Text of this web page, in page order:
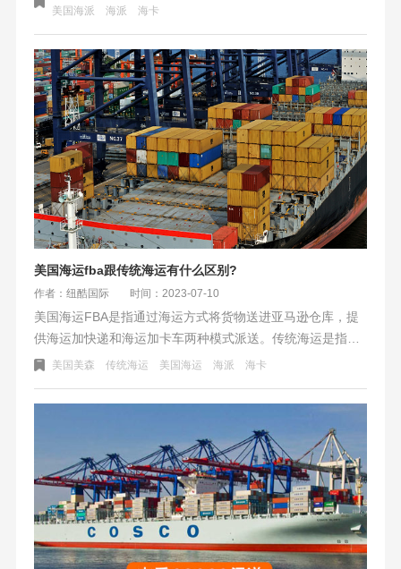
需要综合考虑这些因素，并选择最适合自己需求和预算的方
美国海派
海派 海卡
美国海运fba跟传统海运有什么区别?
作者：纽酷国际 时间：2023-07-10
美国海运FBA是指通过海运方式将货物送进亚马逊仓库，提
供海运加快递和海运加卡车两种模式派送。传统海运是指将
货物运输到选定的货代公司仓库，由货代公司将货物海运运
美国美森 传统海运 美国海运 海派 海卡